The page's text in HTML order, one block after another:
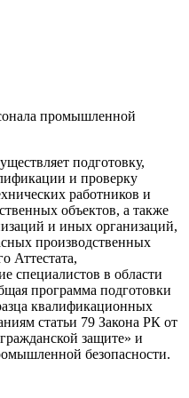
промышленной
подготовку,
и проверку
работников и
объектов, а также
и иных организаций,
производственных
Аттестата,
специалистов в области
программа подготовки
квалификационных
статьи 79 Закона РК от
защите» и
безопасности.